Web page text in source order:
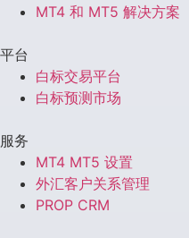
MT4 和 MT5 解决方案
平台
白标交易平台
白标预测市场
服务
MT4 MT5 设置
外汇客户关系管理
PROP CRM